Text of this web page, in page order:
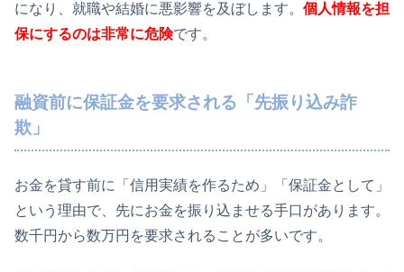
になり、就職や結婚に悪影響を及ぼします。 個人情報を担
保にするのは非常に危険です。
融資前に保証金を要求される「先振り込み詐
欺」
お金を貸す前に「信用実績を作るため」「保証金として」
という理由で、先にお金を振り込ませる手口があります。
数千円から数万円を要求されることが多いです。